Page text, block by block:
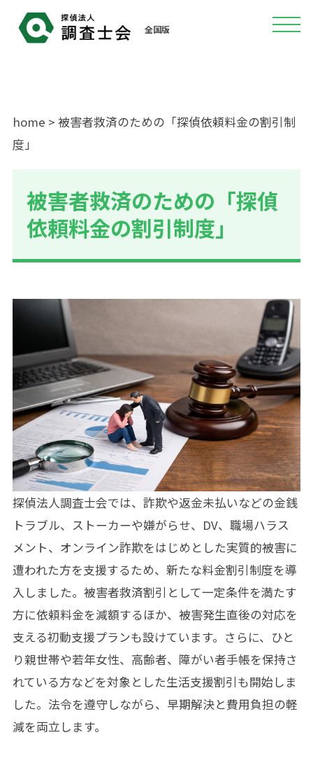
全国版
home > 被害者救済のための「探偵依頼料金の割引制
度」
被害者救済のための「探偵
依頼料金の割引制度」
探偵法人調査士会では、詐欺や返金未払いなどの金銭
トラブル、ストーカーや嫌がらせ、DV、職場ハラス
メント、オンライン詐欺をはじめとした実質的被害に
遭われた方を支援するため、新たな料金割引制度を導
入しました。被害者救済割引として一定条件を満たす
方に依頼料金を減額するほか、被害発生直後の対応を
支える初動支援プランも設けています。さらに、ひと
り親世帯や若年女性、高齢者、障がい者手帳を保持さ
れている方などを対象とした生活支援割引も開始しま
した。法令を遵守しながら、早期解決と費用負担の軽
減を両立します。